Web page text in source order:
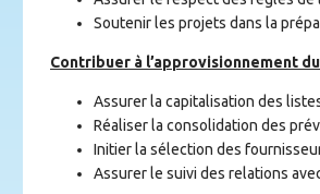
Soutenir les projets dans la
Contribuer à l’approvisionnement
Assurer la capitalisation des
Réaliser la consolidation des
Initier la sélection des
Assurer le suivi des relations